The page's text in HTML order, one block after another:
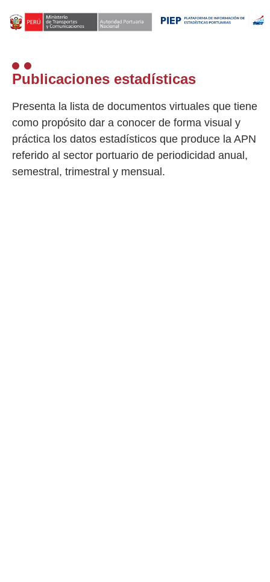
Publicaciones estadísticas
Presenta la lista de documentos virtuales que tiene
como propósito dar a conocer de forma visual y
práctica los datos estadísticos que produce la APN
referido al sector portuario de periodicidad anual,
semestral, trimestral y mensual.